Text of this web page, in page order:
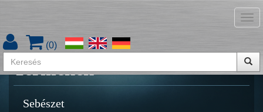
(0)
Termékek
Sebészet